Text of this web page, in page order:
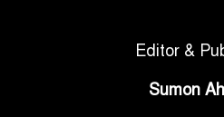
টানা
বলছে
Editor &
Sumon